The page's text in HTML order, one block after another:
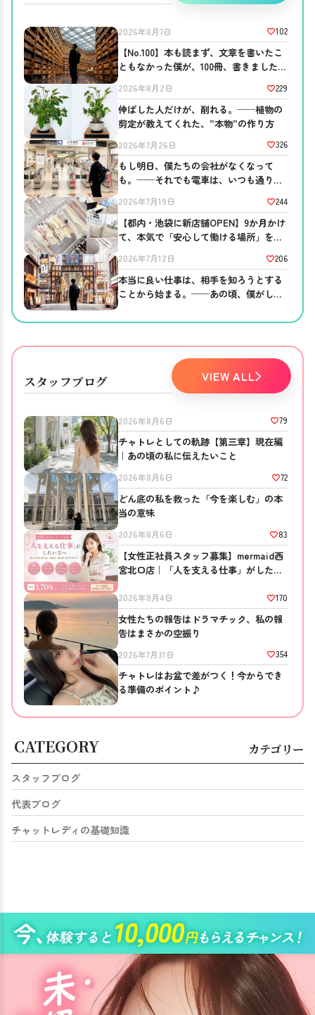
2026年8月7日 102
【No.100】本も読まず、文章を書いたこ
ともなかった僕が、100冊、書きました。
2026年8月2日 229
伸ばした人だけが、削れる。──植物の
剪定が教えてくれた、”本物”の作り方
2026年7月26日 326
もし明日、僕たちの会社がなくなって
も。──それでも電車は、いつも通り走
2026年7月19日 244
【都内・池袋に新店舗OPEN】9か月かけ
て、本気で「安心して働ける場所」を作
2026年7月12日 206
本当に良い仕事は、相手を知ろうとする
ことから始まる。──あの頃、僕がして
スタッフブログ VIEW ALL
2026年8月6日 79
チャトレとしての軌跡【第三章】現在編
｜あの頃の私に伝えたいこと
2026年8月6日 72
どん底の私を救った「今を楽しむ」の本
当の意味
2026年8月6日 83
【女性正社員スタッフ募集】mermaid西
宮北口店｜「人を支える仕事」がしたい
2026年8月4日 170
女性たちの報告はドラマチック、私の報
告はまさかの空振り
2026年7月31日 354
チャトレはお盆で差がつく！今からでき
る準備のポイント♪
CATEGORY カテゴリー
スタッフブログ
代表ブログ
チャットレディの基礎知識